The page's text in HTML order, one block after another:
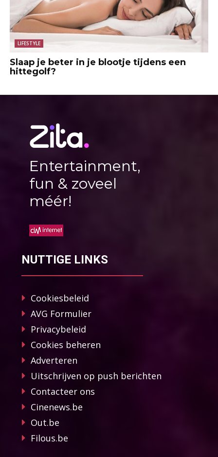
LIFESTYLE
Slaap je beter in je blootje tijdens een
hittegolf?
Entertainment,
fun & zoveel
méér!
NUTTIGE LINKS
Cookiesbeleid
AVG Formulier
Privacybeleid
Cookies beheren
Adverteren
Uitschrijven op push berichten
Contacteer ons
Cinenews.be
Out.be
Filous.be